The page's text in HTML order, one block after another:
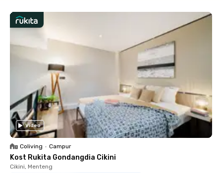
Video
Coliving • Campur
Kost Rukita Gondangdia Cikini
Cikini, Menteng